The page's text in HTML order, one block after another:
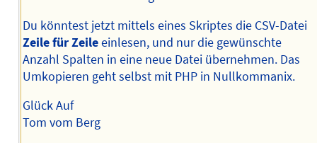
Du könntest jetzt mittels eines Skriptes die CSV-Datei
Zeile für Zeileeinlesen, und nur die gewünschte
Anzahl Spalten in eine neue Datei übernehmen. Das
Umkopieren geht selbst mit PHP in Nullkommanix.
Glück Auf
Tom vom Berg